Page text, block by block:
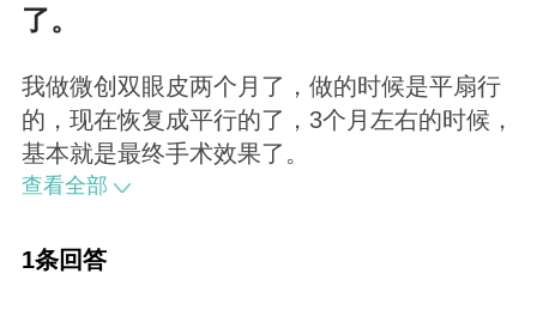
了。
我做微创双眼皮两个月了，做的时候是平扇行
的，现在恢复成平行的了，3个月左右的时候，
基本就是最终手术效果了。
查看全部
1条回答